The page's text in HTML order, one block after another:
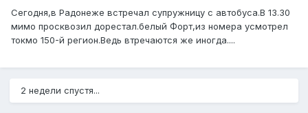
Сегодня,в Радонеже встречал супружницу с автобуса.В 13.30
мимо просквозил дорестал.белый Форт,из номера усмотрел
токмо 150-й регион.Ведь втречаются же иногда....
2 недели спустя...